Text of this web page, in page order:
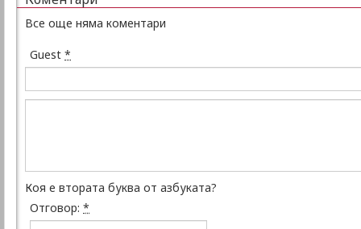
Все още няма коментари
Guest *
Коя е втората буква от азбуката?
Отговор: *